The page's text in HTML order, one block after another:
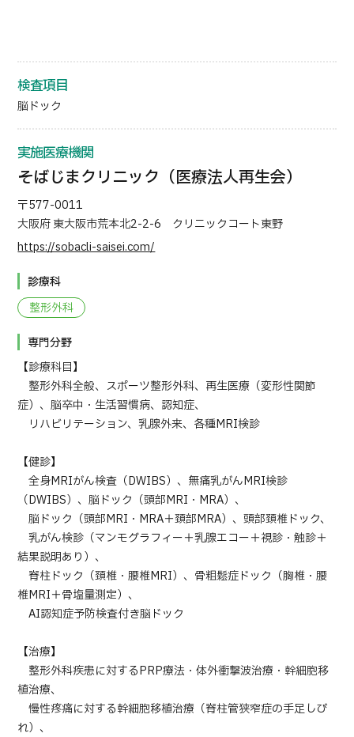
検査項目
脳ドック
実施医療機関
そばじまクリニック（医療法人再生会）
〒577-0011
大阪府 東大阪市荒本北2-2-6 クリニックコート東野
https://sobacli-saisei.com/
診療科
整形外科
専門分野
【診療科目】
整形外科全般、スポーツ整形外科、再生医療（変形性関節
症）、脳卒中・生活習慣病、認知症、
リハビリテーション、乳腺外来、各種MRI検診
【健診】
全身MRIがん検査（DWIBS）、無痛乳がんMRI検診
（DWIBS）、脳ドック（頭部MRI・MRA）、
脳ドック（頭部MRI・MRA＋頚部MRA）、頭部頚椎ドック、
乳がん検診（マンモグラフィー＋乳腺エコー＋視診・触診＋
結果説明あり）、
脊柱ドック（頚椎・腰椎MRI）、骨粗鬆症ドック（胸椎・腰
椎MRI＋骨塩量測定）、
AI認知症予防検査付き脳ドック
【治療】
整形外科疾患に対するPRP療法・体外衝撃波治療・幹細胞移
植治療、
慢性疼痛に対する幹細胞移植治療（脊柱管狭窄症の手足しび
れ）、